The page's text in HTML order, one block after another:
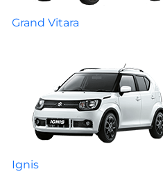
Grand Vitara
Ignis